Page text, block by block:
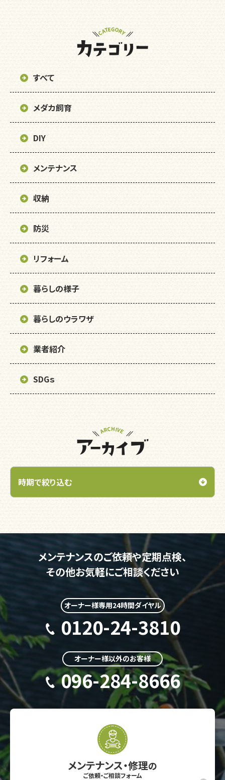
すべて
メダカ飼育
DIY
メンテナンス
収納
防災
リフォーム
暮らしの様子
暮らしのウラワザ
業者紹介
SDGｓ
メンテナンスのご依頼や定期点検、
その他お気軽にご相談ください
オーナー様専用24時間ダイヤル
0120-24-3810
オーナー様以外のお客様
096-284-8666
メンテナンス・修理の
ご依頼・ご相談フォーム